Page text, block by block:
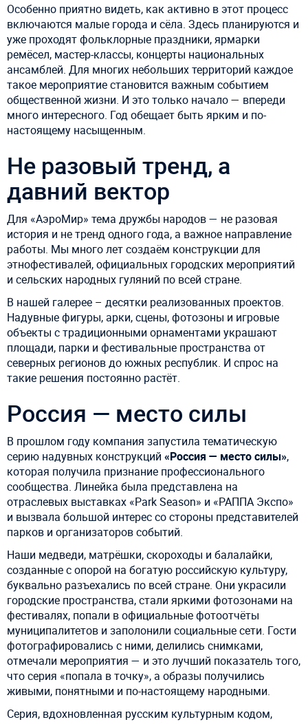
Особенно приятно видеть, как активно в этот процесс
включаются малые города и сёла. Здесь планируются и
уже проходят фольклорные праздники, ярмарки
ремёсел, мастер-классы, концерты национальных
ансамблей. Для многих небольших территорий каждое
такое мероприятие становится важным событием
общественной жизни. И это только начало — впереди
много интересного. Год обещает быть ярким и по-
настоящему насыщенным.
Не разовый тренд, а
давний вектор
Для «АэроМир» тема дружбы народов — не разовая
история и не тренд одного года, а важное направление
работы. Мы много лет создаём конструкции для
этнофестивалей, официальных городских мероприятий
и сельских народных гуляний по всей стране.
В нашей галерее – десятки реализованных проектов.
Надувные фигуры, арки, сцены, фотозоны и игровые
объекты с традиционными орнаментами украшают
площади, парки и фестивальные пространства от
северных регионов до южных республик. И спрос на
такие решения постоянно растёт.
Россия — место силы
В прошлом году компания запустила тематическую
серию надувных конструкций «Россия — место силы»,
которая получила признание профессионального
сообщества. Линейка была представлена на
отраслевых выставках «Park Season» и «РАППА Экспо»
и вызвала большой интерес со стороны представителей
парков и организаторов событий.
Наши медведи, матрёшки, скороходы и балалайки,
созданные с опорой на богатую российскую культуру,
буквально разъехались по всей стране. Они украсили
городские пространства, стали яркими фотозонами на
фестивалях, попали в официальные фотоотчёты
муниципалитетов и заполонили социальные сети. Гости
фотографировались с ними, делились снимками,
отмечали мероприятия — и это лучший показатель того,
что серия «попала в точку», а образы получились
живыми, понятными и по-настоящему народными.
Серия, вдохновленная русским культурным кодом,